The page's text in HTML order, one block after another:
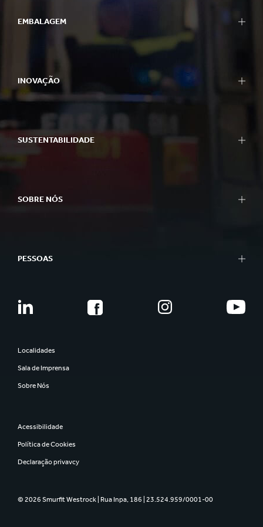
EMBALAGEM
INOVAÇÃO
SUSTENTABILIDADE
SOBRE NÓS
PESSOAS
Localidades
Sala de Imprensa
Sobre Nós
Acessibilidade
Política de Cookies
Declaração privavcy
© 2026 Smurfit Westrock | Rua Inpa, 186 | 23.524.959/0001-00